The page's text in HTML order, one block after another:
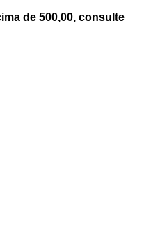
de 500,00, consulte